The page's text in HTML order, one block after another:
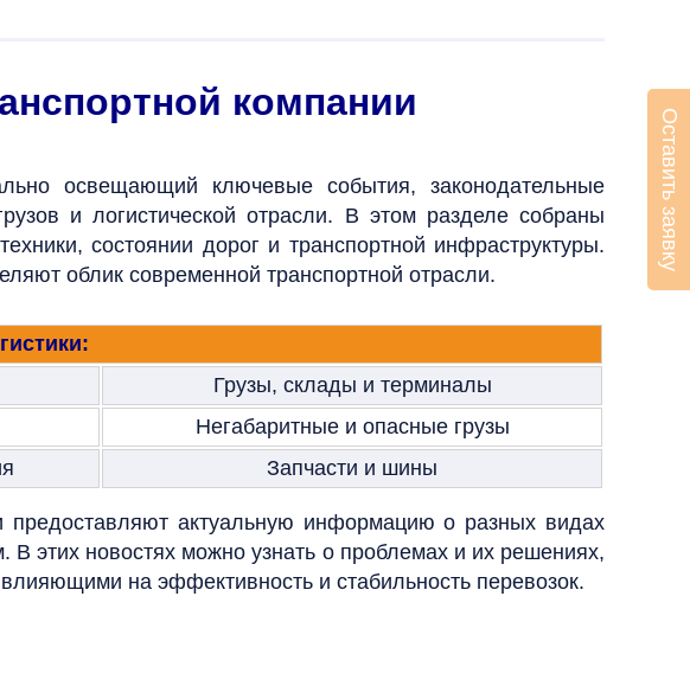
компании
освещающий ключевые события, законодательные
и логистической отрасли. В этом разделе собраны
состоянии дорог и транспортной инфраструктуры.
облик современной транспортной отрасли.
Грузы, склады и терминалы
Негабаритные и опасные грузы
Запчасти и шины
актуальную информацию о разных видах
этих новостях можно узнать о проблемах и их решениях,
на эффективность и стабильность перевозок.
Оставить заявку